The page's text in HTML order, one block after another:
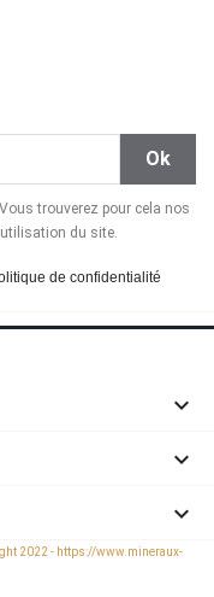
trouverez pour cela nos
du site.
de confidentialité


keyboard_arrow_down
2022 - https://www.mineraux-